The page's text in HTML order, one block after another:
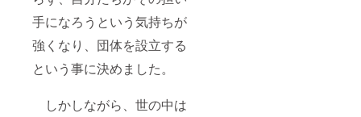
手になろうという気持ちが
強くなり、団体を設立する
という事に決めました。
しかしながら、世の中は